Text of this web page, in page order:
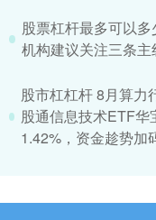
股票杠杆最多可以
机构建议关注三条主
股市杠杠杆 8月算力
股通信息技术ETF
1.42%，资金趁势加